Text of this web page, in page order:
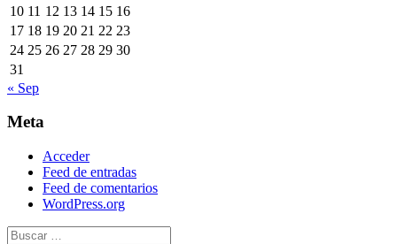
10 11 12 13 14 15 16
17 18 19 20 21 22 23
24 25 26 27 28 29 30
31
« Sep
Meta
Acceder
Feed de entradas
Feed de comentarios
WordPress.org
Buscar: